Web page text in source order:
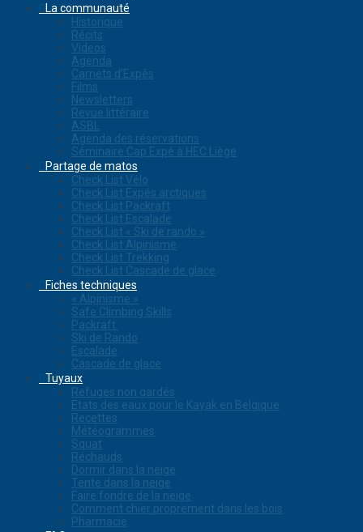
La communauté
Historique
Récits
Videos
Agenda
Carnets d’Expés
Films
Newsletters
Revue littéraire
ASBL
Agenda des réservations
Séminaire Cap Expé à HEC Liège
Partage de matos
Check List Vélo
Check List Expés arctiques
Check List Packraft
Check List Escalade
Check List « Ski de rando »
Check List Alpinisme
Check List Trekking
Check List Cascade de glace
Fiches techniques
« Alpinisme »
Safe Climbing Skills
Packraft
Ski de Rando
Escalade
Cascade de glace
Tuyaux
Refuges non gardés
Etats des eaux pour le Kayak en Belgique
Recettes
Météogrammes
Squat
Réchauds
Dormir dans la neige
Tente dans la neige
Faire fondre de la neige
Comment chier proprement dans les bois
Pharmacie